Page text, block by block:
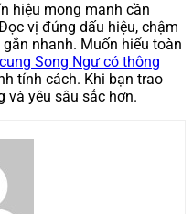
hiệu mong manh cần
vị đúng dấu hiệu, chậm
nhanh. Muốn hiểu toàn
cung Song Ngư có thông
tính cách. Khi bạn trao
và yêu sâu sắc hơn.